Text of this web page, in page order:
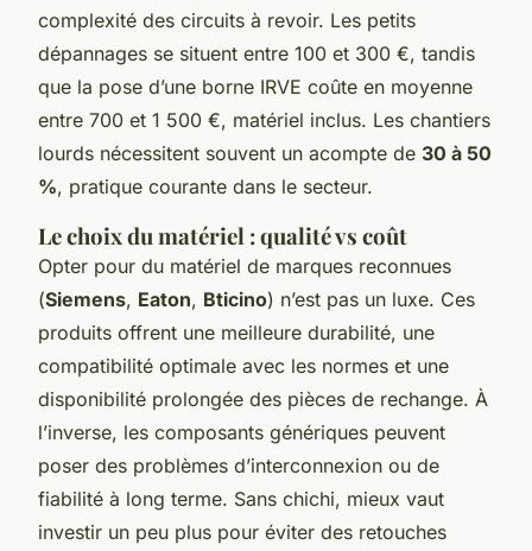
complexité des circuits à revoir. Les petits
dépannages se situent entre 100 et 300 €, tandis
que la pose d’une borne IRVE coûte en moyenne
entre 700 et 1 500 €, matériel inclus. Les chantiers
lourds nécessitent souvent un acompte de 30 à 50
%, pratique courante dans le secteur.
Le choix du matériel : qualité vs coût
Opter pour du matériel de marques reconnues
(Siemens, Eaton, Bticino) n’est pas un luxe. Ces
produits offrent une meilleure durabilité, une
compatibilité optimale avec les normes et une
disponibilité prolongée des pièces de rechange. À
l’inverse, les composants génériques peuvent
poser des problèmes d’interconnexion ou de
fiabilité à long terme. Sans chichi, mieux vaut
investir un peu plus pour éviter des retouches